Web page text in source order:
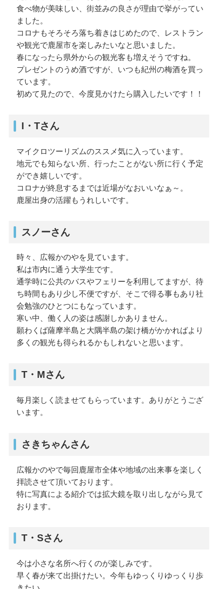
食べ物が美味しい、街並みの良さが理由で挙がってい
ました。
コロナもそろそろ落ち着きはじめたので、レストラン
や観光で鹿屋市を楽しみたいなと思いました。
春になったら県外からの観光客も増えそうですね。
プレゼントのうめ酒ですが、いつも紀州の梅酒を買っ
ています。
初めて見たので、今度見かけたら購入したいです！！
I・Tさん
マイクロツーリズムのススメ気に入っています。
地元でも知らない所、行ったことがない所に行く予定
ができ嬉しいです。
コロナが終息するまでは近場がなおいいなぁ～。
鹿屋出身の活躍もうれしいです。
スノーさん
時々、広報かのやを見ています。
私は市内に通う大学生です。
通学時に公共のバスやフェリーを利用してますが、待
ち時間もあり少し不便ですが、そこで得る事もあり社
会勉強のひとつにもなっています。
寒い中、働く人の姿は感謝しかありません。
願わくば薩摩半島と大隅半島の架け橋がかかればより
多くの観光も得られるかもしれないと思います。
T・Mさん
毎月楽しく読ませてもらっています。ありがとうござ
います。
さきちゃんさん
広報かのやで毎回鹿屋市全体や地域の出来事を楽しく
拝読させて頂いております。
特に写真による紹介では拡大鏡を取り出しながら見て
おります。
T・Sさん
今は小さな名所へ行くのが楽しみです。
早く春が来て出掛けたい。今年もゆっくりゆっくり歩